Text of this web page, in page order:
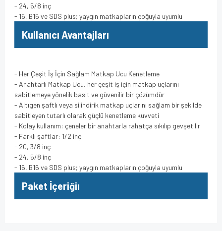
- 24, 5/8 inç
- 16, B16 ve SDS plus; yaygın matkapların çoğuyla uyumlu
Kullanıcı Avantajları
- Her Çeşit İş İçin Sağlam Matkap Ucu Kenetleme
- Anahtarlı Matkap Ucu, her çeşit iş için matkap uçlarını
sabitlemeye yönelik basit ve güvenilir bir çözümdür
- Altıgen şaftlı veya silindirik matkap uçlarını sağlam bir şekilde
sabitleyen tutarlı olarak güçlü kenetleme kuvveti
- Kolay kullanım: çeneler bir anahtarla rahatça sıkılıp gevşetilir
- Farklı şaftlar: 1/2 inç
- 20, 3/8 inç
- 24, 5/8 inç
- 16, B16 ve SDS plus; yaygın matkapların çoğuyla uyumlu
Paket İçeriğiı